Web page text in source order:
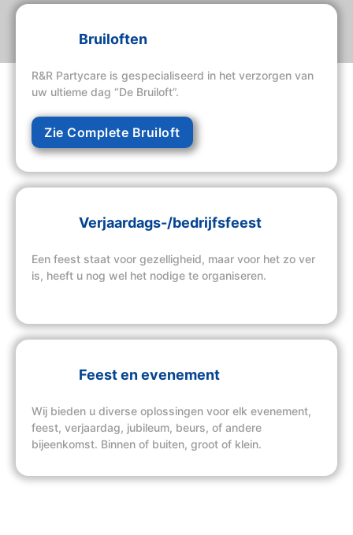
Bruiloften
R&R Partycare is gespecialiseerd in het verzorgen van
uw ultieme dag “De Bruiloft”.
Zie Complete Bruiloft
Verjaardags-/bedrijfsfeest
Een feest staat voor gezelligheid, maar voor het zo ver
is, heeft u nog wel het nodige te organiseren.
Feest en evenement
Wij bieden u diverse oplossingen voor elk evenement,
feest, verjaardag, jubileum, beurs, of andere
bijeenkomst. Binnen of buiten, groot of klein.